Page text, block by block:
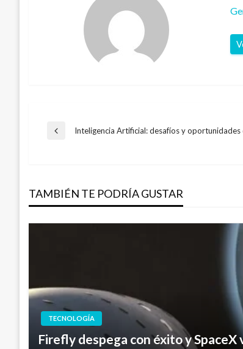
Navegación
entradas
Entrada
Inteligencia Artificial: desafíos y oportunidades
TAMBIÉN TE PODRÍA GUSTAR
TECNOLOGÍA
Firefly despega con éxito y